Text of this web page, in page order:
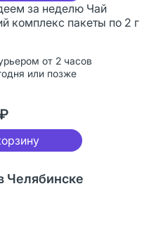
за неделю Чай
комплекс пакеты по 2 г
от 2 часов
или позже
Челябинске